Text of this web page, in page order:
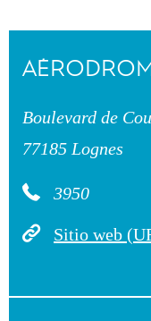
Boulevard de
77185 Lognes
3950
Sitio web